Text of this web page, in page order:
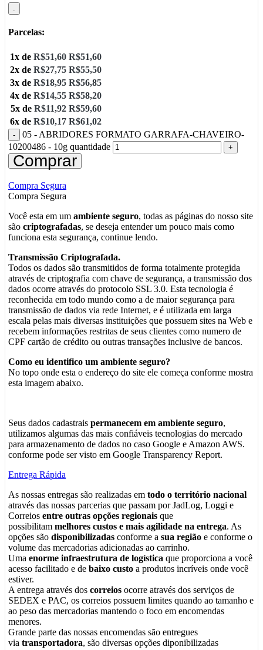
Parcelas:
1x de R$51,60 R$51,60
2x de R$27,75 R$55,50
3x de R$18,95 R$56,85
4x de R$14,55 R$58,20
5x de R$11,92 R$59,60
6x de R$10,17 R$61,02
05 - ABRIDORES FORMATO GARRAFA-CHAVEIRO-
10200486 - 10g quantidade
Comprar
Compra Segura
Compra Segura
Você esta em um ambiente seguro, todas as páginas do nosso site
são criptografadas, se deseja entender um pouco mais como
funciona esta segurança, continue lendo.
Transmissão Criptografada.
Todos os dados são transmitidos de forma totalmente protegida
através de criptografia com chave de segurança, a transmissão dos
dados ocorre através do protocolo SSL 3.0. Esta tecnologia é
reconhecida em todo mundo como a de maior segurança para
transmissão de dados via rede Internet, e é utilizada em larga
escala pelas mais diversas instituições que possuem sites na Web e
recebem informações restritas de seus clientes como numero de
CPF cartão de crédito ou outras transações inclusive de bancos.
Como eu identifico um ambiente seguro?
No topo onde esta o endereço do site ele começa conforme mostra
esta imagem abaixo.
Seus dados cadastrais permanecem em ambiente seguro,
utilizamos algumas das mais confiáveis tecnologias do mercado
para armazenamento de dados no caso Google e Amazon AWS.
conforme pode ser visto em Google Transparency Report.
Entrega Rápida
As nossas entregas são realizadas em todo o território nacional
através das nossas parcerias que passam por JadLog, Loggi e
Correios entre outras opções regionais que
possibilitam melhores custos e mais agilidade na entrega. As
opções são disponibilizadas conforme a sua região e conforme o
volume das mercadorias adicionadas ao carrinho.
Uma enorme infraestrutura de logística que proporciona a você
acesso facilitado e de baixo custo a produtos incríveis onde você
estiver.
A entrega através dos correios ocorre através dos serviços de
SEDEX e PAC, os correios possuem limites quando ao tamanho e
ao peso das mercadorias mantendo o foco em encomendas
menores.
Grande parte das nossas encomendas são entregues
via transportadora, são diversas opções diponibilizadas